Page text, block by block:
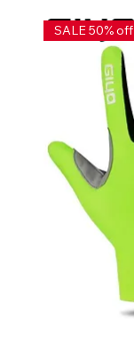
SALE 50% off